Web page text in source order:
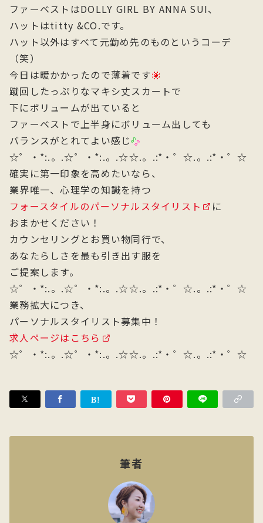
ファーベストはDOLLY GIRL BY ANNA SUI、
ハットはtitty &CO.です。
ハット以外はすべて元勤め先のものというコーデ
（笑）
今日は暖かかったので薄着です
蹴回したっぷりなマキシ丈スカートで
下にボリュームが出ていると
ファーベストで上半身にボリューム出しても
バランスがとれてよい感じ
☆゜・*:.。.☆゜・*:.。.☆☆.。.:*・゜☆.。.:*・゜☆
確実に第一印象を高めたいなら、
業界唯一、心理学の知識を持つ
フォースタイルのパーソナルスタイリスト
に
おまかせください！
カウンセリングとお買い物同行で、
あなたらしさを最も引き出す服を
ご提案します。
☆゜・*:.。.☆゜・*:.。.☆☆.。.:*・゜☆.。.:*・゜☆
業務拡大につき、
パーソナルスタイリスト募集中！
求人ページはこちら
☆゜・*:.。.☆゜・*:.。.☆☆.。.:*・゜☆.。.:*・゜☆
筆者